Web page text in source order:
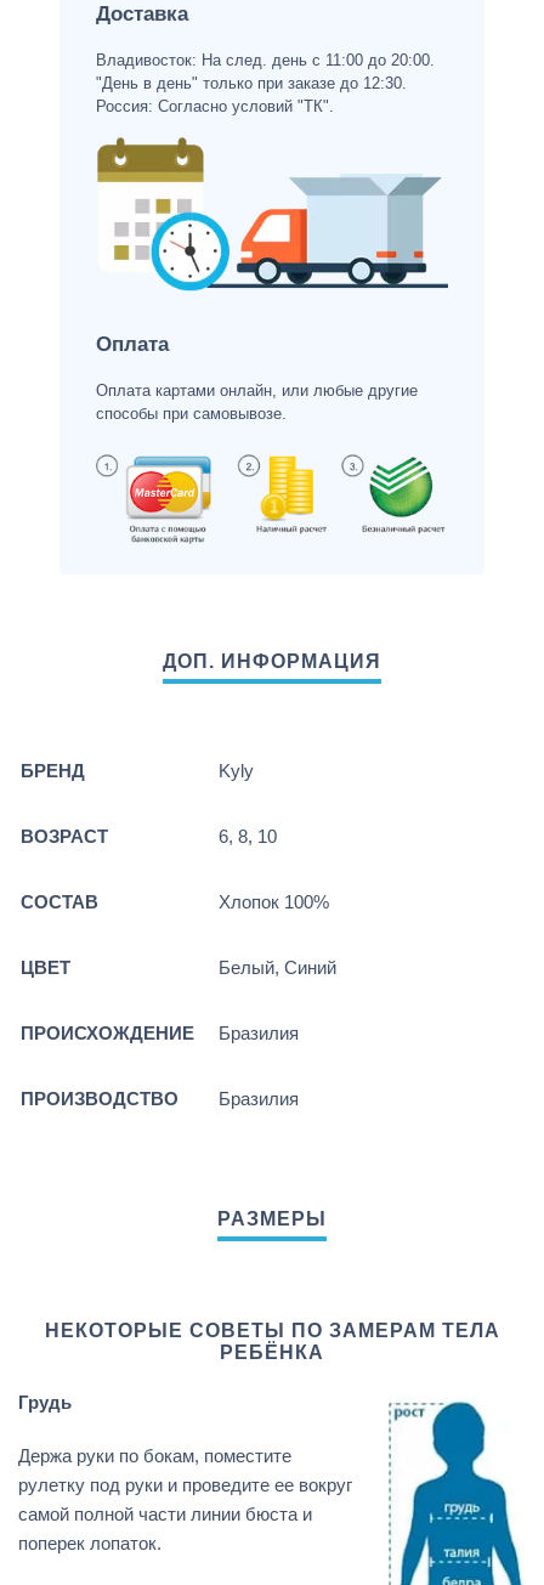
Доставка
Владивосток: На след. день с 11:00 до 20:00.
"День в день" только при заказе до 12:30.
Россия: Согласно условий "ТК".
Оплата
Оплата картами онлайн, или любые другие
способы при самовывозе.
БРЕНД Kyly
ВОЗРАСТ 6, 8, 10
СОСТАВ Хлопок 100%
ЦВЕТ Белый, Синий
ПРОИСХОЖДЕНИЕ Бразилия
ПРОИЗВОДСТВО Бразилия
НЕКОТОРЫЕ СОВЕТЫ ПО ЗАМЕРАМ ТЕЛА
РЕБЁНКА
Грудь
Держа руки по бокам, поместите
рулетку под руки и проведите ее вокруг
самой полной части линии бюста и
поперек лопаток.